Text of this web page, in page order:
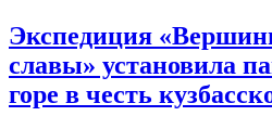
Экспедиция
славы» установила
горе в честь